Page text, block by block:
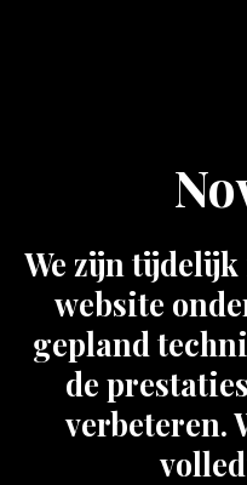
We zijn
website
gepland
de
verbeteren.